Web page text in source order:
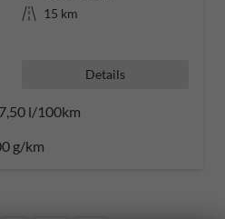
Kilometerstand 15 km
Details
7,50 l/100km
g/km